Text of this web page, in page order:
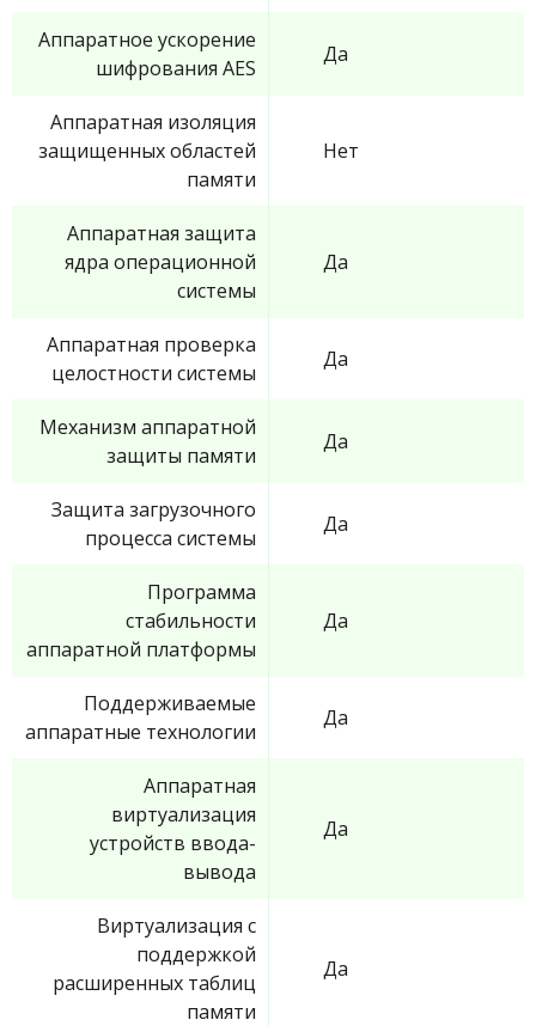
Аппаратное ускорение
шифрования AES
Да
Аппаратная изоляция
защищенных областей
памяти
Нет
Аппаратная защита
ядра операционной
системы
Да
Аппаратная проверка
целостности системы
Да
Механизм аппаратной
защиты памяти
Да
Защита загрузочного
процесса системы
Да
Программа
стабильности
аппаратной платформы
Да
Поддерживаемые
аппаратные технологии
Да
Аппаратная
виртуализация
устройств ввода-
вывода
Да
Виртуализация с
поддержкой
расширенных таблиц
памяти
Да